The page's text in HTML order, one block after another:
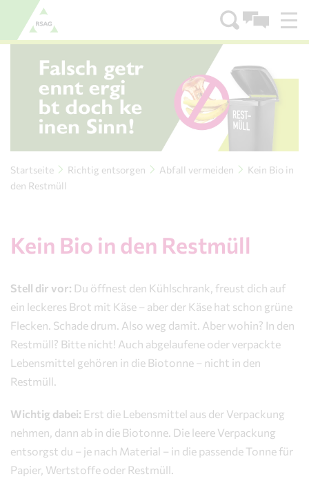
Zum Menü
Zum Inhalt
Startseite Richtig entsorgen Abfall vermeiden
Kein Bio in
den Restmüll
Kein Bio in den Restmüll
Stell dir vor: Du öffnest den Kühlschrank, freust dich auf
ein leckeres Brot mit Käse – aber der Käse hat schon grüne
Flecken. Schade drum. Also weg damit. Aber wohin? In den
Restmüll? Bitte nicht! Auch abgelaufene oder verpackte
Lebensmittel gehören in die Biotonne – nicht in den
Restmüll.
Wichtig dabei: Erst die Lebensmittel aus der Verpackung
nehmen, dann ab in die Biotonne. Die leere Verpackung
entsorgst du – je nach Material – in die passende Tonne für
Papier, Wertstoffe oder Restmüll.